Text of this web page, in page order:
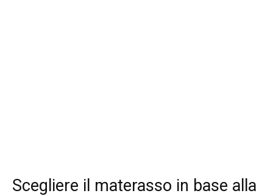
Scegliere il materasso in base alla